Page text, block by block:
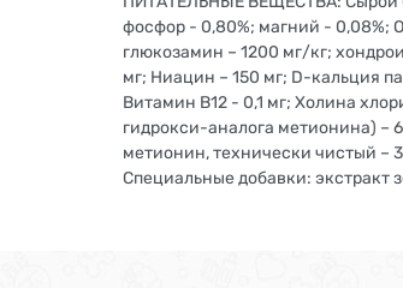
фосфор - 0,80%; магний - 0,08%;
глюкозамин – 1200 мг/кг;
мг; Ниацин – 150 мг; D-кальция
Витамин В12 - 0,1 мг; Холина
гидрокси-аналога метионина) –
метионин, технически чистый –
Специальные добавки: экстракт